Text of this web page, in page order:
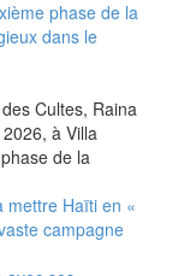
phase de la
dans le
Cultes, Raina
à Villa
de la
mettre Haïti en «
campagne